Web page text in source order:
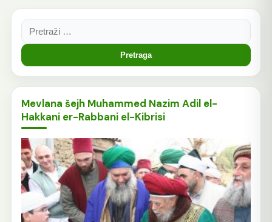
Pretraga:
Mevlana šejh Muhammed Nazim Adil el-
Hakkani er-Rabbani el-Kibrisi